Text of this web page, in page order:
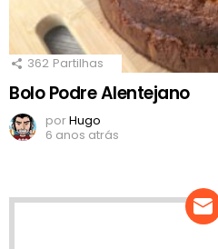
362 Partilhas
Bolo Podre Alentejano
porHugo
6 anos atrás